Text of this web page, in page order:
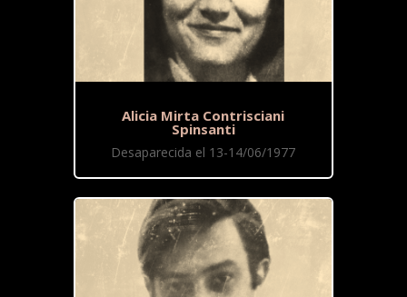
Alicia Mirta Contrisciani
Spinsanti
Desaparecida el 13-14/06/1977